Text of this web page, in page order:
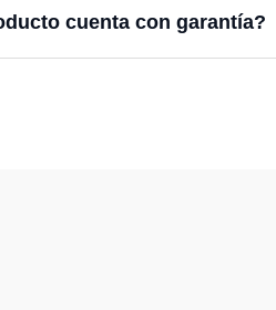
cuenta con garantía?